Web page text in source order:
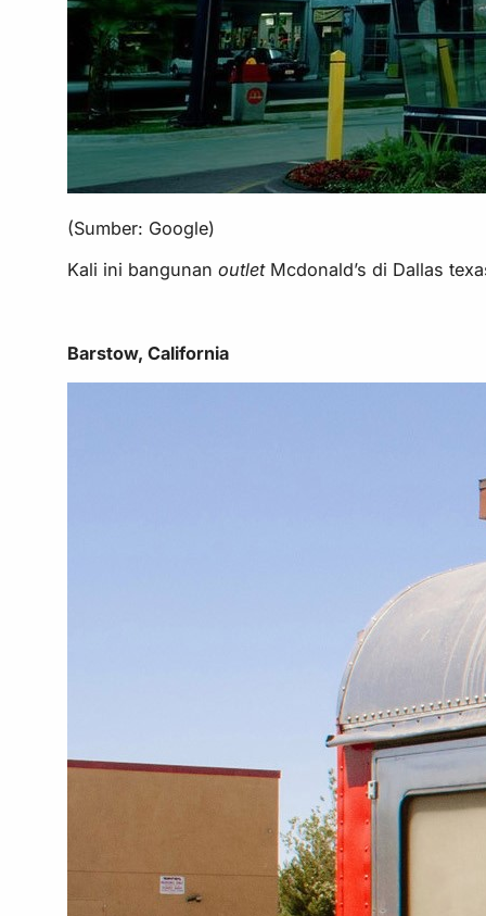
(Sumber: Google)
Kali ini bangunanoutletMcdonald’s di Dallas
Barstow, California